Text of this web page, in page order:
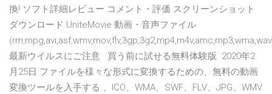
換! ソフト詳細レビュー コメント・評価 スクリーンショット
ダウンロード UniteMovie 動画・音声ファイル
(rm,mpg,avi,asf,wmv,mov,flv,3gp,3g2,mp4,m4v,amc,mp3,wma,wav
最新ウイルスにご注意 · 買う前に試せる無料体験版. 2020年2
月25日 ファイルを様々な形式に変換するための、無料の動画
変換ツールを入手する 、ICO、WMA、SWF、FLV、JPG、WMV